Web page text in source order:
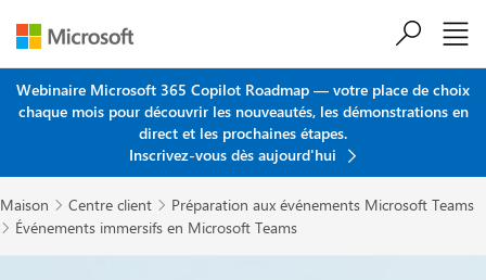
Webinaire Microsoft 365 Copilot Roadmap — votre place de choix
chaque mois pour découvrir les nouveautés, les démonstrations en
direct et les prochaines étapes.
Inscrivez-vous dès aujourd'hui
Maison  Centre client  Préparation aux événements Microsoft Teams
 Événements immersifs en Microsoft Teams